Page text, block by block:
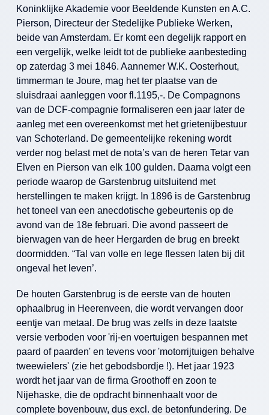
Koninklijke Akademie voor Beeldende Kunsten en A.C.
Pierson, Directeur der Stedelijke Publieke Werken,
beide van Amsterdam. Er komt een degelijk rapport en
een vergelijk, welke leidt tot de publieke aanbesteding
op zaterdag 3 mei 1846. Aannemer W.K. Oosterhout,
timmerman te Joure, mag het ter plaatse van de
sluisdraai aanleggen voor fl.1195,-. De Compagnons
van de DCF-compagnie formaliseren een jaar later de
aanleg met een overeenkomst met het grietenijbestuur
van Schoterland. De gemeentelijke rekening wordt
verder nog belast met de nota’s van de heren Tetar van
Elven en Pierson van elk 100 gulden. Daarna volgt een
periode waarop de Garstenbrug uitsluitend met
herstellingen te maken krijgt. In 1896 is de Garstenbrug
het toneel van een anecdotische gebeurtenis op de
avond van de 18e februari. Die avond passeert de
bierwagen van de heer Hergarden de brug en breekt
doormidden. “Tal van volle en lege flessen laten bij dit
ongeval het leven’.
De houten Garstenbrug is de eerste van de houten
ophaalbrug in Heerenveen, die wordt vervangen door
eentje van metaal. De brug was zelfs in deze laatste
versie verboden voor 'rij-en voertuigen bespannen met
paard of paarden' en tevens voor 'motorrijtuigen behalve
tweewielers' (zie het gebodsbordje !). Het jaar 1923
wordt het jaar van de firma Groothoff en zoon te
Nijehaske, die de opdracht binnenhaalt voor de
complete bovenbouw, dus excl. de betonfundering. De